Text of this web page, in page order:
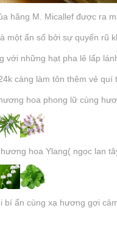
hãng M. Micallef được ra
một ẩn số bởi sự quyến rũ
với những hạt pha lê lấp
càng làm tôn thêm vẻ
hoa phong lữ cùng
hoa Ylang( ngọc lan
bí ẩn cùng xạ hương gợi